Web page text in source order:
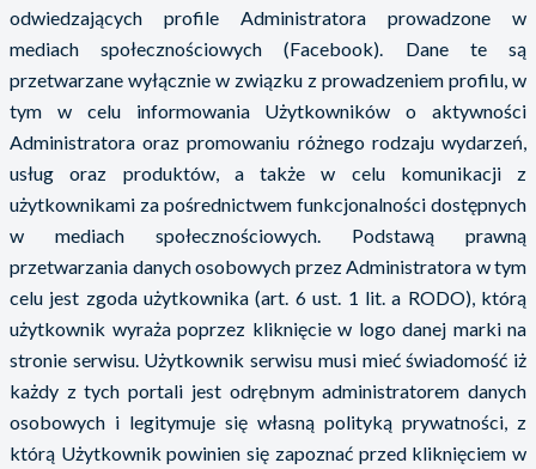
odwiedzających profile Administratora prowadzone w
mediach społecznościowych (Facebook). Dane te są
przetwarzane wyłącznie w związku z prowadzeniem profilu, w
tym w celu informowania Użytkowników o aktywności
Administratora oraz promowaniu różnego rodzaju wydarzeń,
usług oraz produktów, a także w celu komunikacji z
użytkownikami za pośrednictwem funkcjonalności dostępnych
w mediach społecznościowych. Podstawą prawną
przetwarzania danych osobowych przez Administratora w tym
celu jest zgoda użytkownika (art. 6 ust. 1 lit. a RODO), którą
użytkownik wyraża poprzez kliknięcie w logo danej marki na
stronie serwisu. Użytkownik serwisu musi mieć świadomość iż
każdy z tych portali jest odrębnym administratorem danych
osobowych i legitymuje się własną polityką prywatności, z
którą Użytkownik powinien się zapoznać przed kliknięciem w